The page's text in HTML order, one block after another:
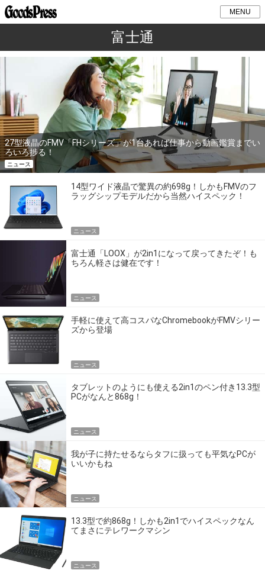
MENU
富士通
27型液晶のFMV「FHシリーズ」が1台あれば仕事から動画鑑賞までい
ろいろ捗る！
ニュース
14型ワイド液晶で驚異の約698g！しかもFMVのフ
ラッグシップモデルだから当然ハイスペック！
ニュース
富士通「LOOX」が2in1になって戻ってきたぞ！も
ちろん軽さは健在です！
ニュース
手軽に使えて高コスパなChromebookがFMVシリー
ズから登場
ニュース
タブレットのようにも使える2in1のペン付き13.3型
PCがなんと868g！
ニュース
我が子に持たせるならタフに扱っても平気なPCが
いいかもね
ニュース
13.3型で約868g！しかも2in1でハイスペックなん
てまさにテレワークマシン
ニュース